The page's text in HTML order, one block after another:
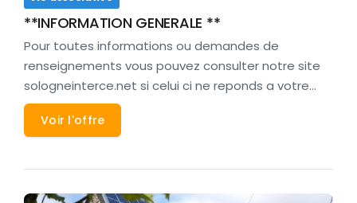
**INFORMATION GENERALE **
Pour toutes informations ou demandes de
renseignements vous pouvez consulter notre site
sologneinterce.net si celui ci ne reponds a votre…
Voir l'offre